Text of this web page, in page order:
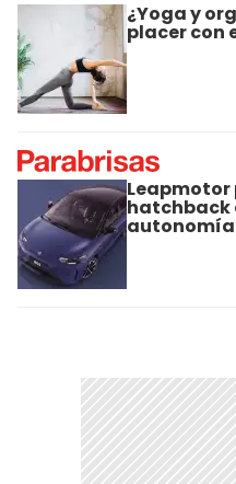
¿Yoga y
placer con
Leapmotor
hatchback
autonomía